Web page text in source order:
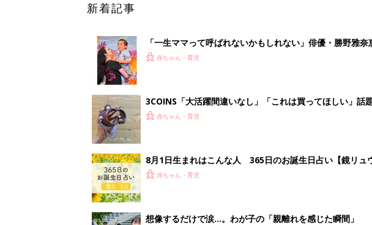
新着記事
「一生ママって呼ばれないかもしれない」俳優・勝野雅
診断赤ちゃん・育児
3COINS「大活躍間違いなし」「これは買ってほしい」話
赤ちゃん・育児
8月1日生まれはこんな人 365日のお誕生日占い【鏡リュ
赤ちゃん・育児
想像するだけで涙…。わが子の「親離れを感じた瞬間」